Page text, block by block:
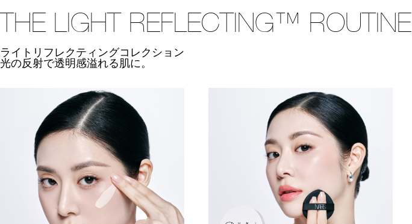
THE LIGHT REFLECTING™ ROUTINE
ライトリフレクティングコレクション
光の反射で透明感溢れる肌に。